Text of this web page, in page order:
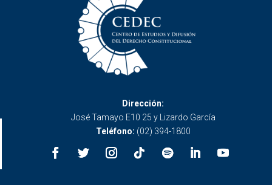
Dirección:
José Tamayo E10 25 y Lizardo García
Teléfono: (02) 394-1800